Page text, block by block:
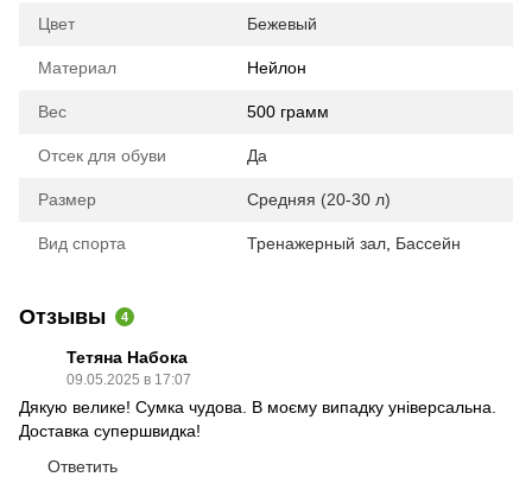
Цвет Бежевый
Материал Нейлон
Вес 500 грамм
Отсек для обуви Да
Размер Средняя (20-30 л)
Вид спорта Тренажерный зал Бассейн
Отзывы 4
Тетяна Набока
09.05.2025 в 17:07
Дякую велике! Сумка чудова. В моєму випадку універсальна.
Доставка супершвидка!
Ответить